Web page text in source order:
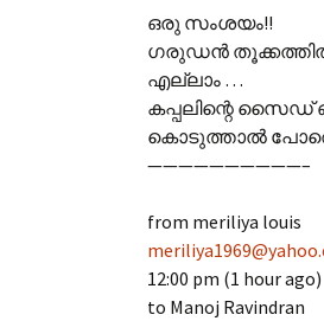
ഒരു സംശയം!!
ഗരുഡന്‍
എല്ലാം …
കപ്പലിന്റെ സൈഡ്
കൊടുത്താല്‍
——————————–
from meriliya louis
12:00 pm (1 hour ago)
to Manoj Ravindran